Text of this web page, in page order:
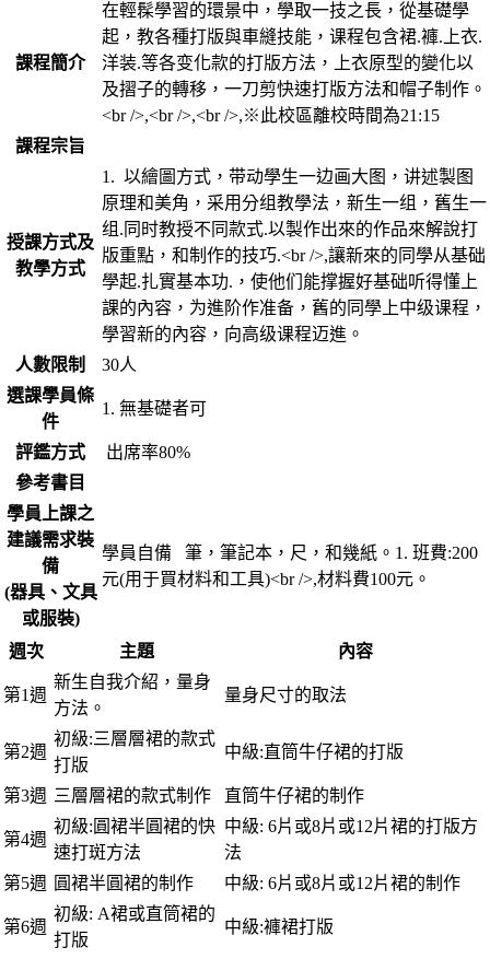
課程簡介
在輕髹學習的環景中，學取一技之長，從基礎學
起，教各種打版與車縫技能，课程包含裙.褲.上衣.
洋装.等各变化款的打版方法，上衣原型的變化以
及摺子的轉移，一刀剪快速打版方法和帽子制作。
<br />,<br />,<br />,※此校區離校時間為21:15
課程宗旨
授課方式及
教學方式
1. 以繪圖方式，带动學生一边画大图，讲述製图
原理和美角，采用分组教學法，新生一组，舊生一
组.同时教授不同款式.以製作出來的作品來解說打
版重點，和制作的技巧.<br />,讓新來的同學从基础
學起.扎實基本功.，使他们能撑握好基础听得懂上
課的內容，为進阶作准备，舊的同學上中级课程，
學習新的內容，向高级课程迈進。
人數限制
30人
選課學員條
件
1. 無基礎者可
評鑑方式
出席率80%
參考書目
學員上課之
建議需求裝
備
(器具、文具
或服裝)
學員自備 筆，筆記本，尺，和幾紙。1. 班費:200
元(用于買材料和工具)<br />,材料費100元。
週次 主題 內容
第1週
新生自我介紹，量身
方法。
量身尺寸的取法
第2週
初級:三層層裙的款式
打版
中級:直筒牛仔裙的打版
第3週 三層層裙的款式制作 直筒牛仔裙的制作
第4週
初級:圓裙半圓裙的快
速打斑方法
中級: 6片或8片或12片裙的打版方
法
第5週
圓裙半圓裙的制作 中級: 6片或8片或12片裙的制作
第6週
初級: A裙或直筒裙的
打版
中級:褲裙打版